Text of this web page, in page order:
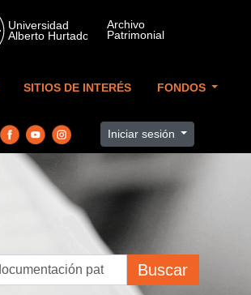
SITIOS DE INTERÉS FONDOS
Iniciar sesión
Buscar